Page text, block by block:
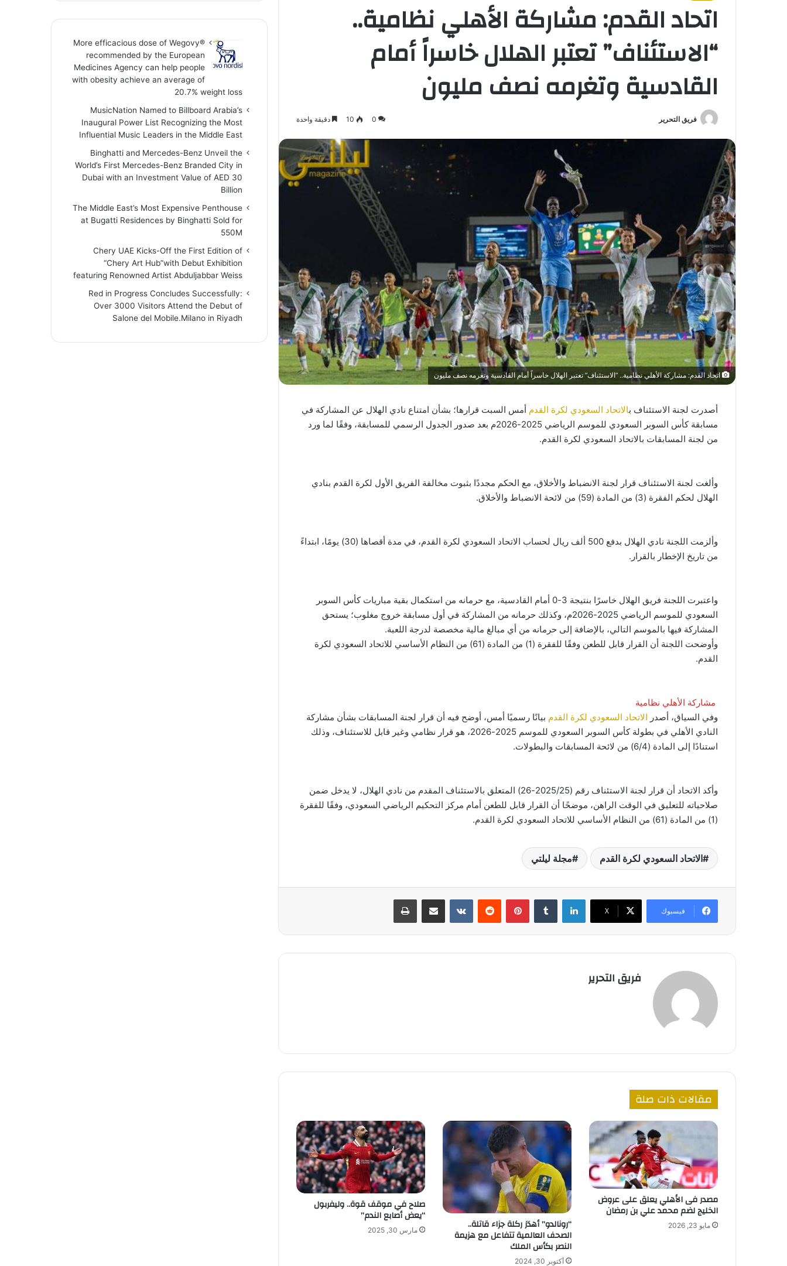
اتحاد القدم: مشاركة الأهلي نظامية..
“الاستئناف” تعتبر الهلال خاسراً أمام
القادسية وتغرمه نصف مليون
فريق التحرير 0
10 دقيقة واحدة
اتحاد القدم: مشاركة الأهلي نظامية.. “الاستئناف” تعتبر الهلال خاسراً أمام القادسية وتغرمه نصف مليون
أصدرت لجنة الاستئناف بالاتحاد السعودي لكرة القدم أمس السبت قرارها؛ بشأن امتناع نادي الهلال عن المشاركة في
مسابقة كأس السوبر السعودي للموسم الرياضي 2025-2026م بعد صدور الجدول الرسمي للمسابقة، وفقًا لما ورد
من لجنة المسابقات بالاتحاد السعودي لكرة القدم.
وألغت لجنة الاستئناف قرار لجنة الانضباط والأخلاق، مع الحكم مجددًا بثبوت مخالفة الفريق الأول لكرة القدم بنادي
الهلال لحكم الفقرة (3) من المادة (59) من لائحة الانضباط والأخلاق.
وألزمت اللجنة نادي الهلال بدفع 500 ألف ريال لحساب الاتحاد السعودي لكرة القدم، في مدة أقصاها (30) يومًا، ابتداءً
من تاريخ الإخطار بالقرار.
واعتبرت اللجنة فريق الهلال خاسرًا بنتيجة 3-0 أمام القادسية، مع حرمانه من استكمال بقية مباريات كأس السوبر
السعودي للموسم الرياضي 2025-2026م، وكذلك حرمانه من المشاركة في أول مسابقة خروج مغلوب؛ يستحق
المشاركة فيها بالموسم التالي، بالإضافة إلى حرمانه من أي مبالغ مالية مخصصة لدرجة اللعبة.
وأوضحت اللجنة أن القرار قابل للطعن وفقًا للفقرة (1) من المادة (61) من النظام الأساسي للاتحاد السعودي لكرة
القدم.
مشاركة الأهلي نظامية
وفي السياق، أصدر الاتحاد السعودي لكرة القدم بيانًا رسميًا أمس، أوضح فيه أن قرار لجنة المسابقات بشأن مشاركة
النادي الأهلي في بطولة كأس السوبر السعودي للموسم 2025-2026، هو قرار نظامي وغير قابل للاستئناف، وذلك
استنادًا إلى المادة (6/4) من لائحة المسابقات والبطولات.
وأكد الاتحاد أن قرار لجنة الاستئناف رقم (2025/25-26) المتعلق بالاستئناف المقدم من نادي الهلال، لا يدخل ضمن
صلاحياته للتعليق في الوقت الراهن، موضحًا أن القرار قابل للطعن أمام مركز التحكيم الرياضي السعودي، وفقًا للفقرة
(1) من المادة (61) من النظام الأساسي للاتحاد السعودي لكرة القدم.
الاتحاد السعودي لكرة القدم مجلة ليلتي
فيسبوك ‫X
لينكدإن بينتيريست مشاركة عبر البريد طباعة
فريق التحرير
مقالات ذات صلة
مصدر فى الأهلي يعلق على عروض
الخليج لضم محمد علي بن رمضان
مايو 23, 2026 “رونالدو” أهدَرَ ركلة جزاء قاتلة..
الصحف العالمية تتفاعل مع هزيمة
النصر بكأس الملك
أكتوبر 30, 2024
صلاح في موقف قوة.. وليفربول
“يعض أصابع الندم”
مارس 30, 2025
More efficacious dose of Wegovy®️
recommended by the European
Medicines Agency can help people
with obesity achieve an average of
20.7% weight loss
MusicNation Named to Billboard Arabia’s
Inaugural Power List Recognizing the Most
Influential Music Leaders in the Middle East
Binghatti and Mercedes-Benz Unveil the
World’s First Mercedes-Benz Branded City in
Dubai with an Investment Value of AED 30
Billion
The Middle East’s Most Expensive Penthouse
at Bugatti Residences by Binghatti Sold for
550M
Chery UAE Kicks-Off the First Edition of
“Chery Art Hub”with Debut Exhibition
featuring Renowned Artist Abduljabbar Weiss
Red in Progress Concludes Successfully:
Over 3000 Visitors Attend the Debut of
Salone del Mobile.Milano in Riyadh